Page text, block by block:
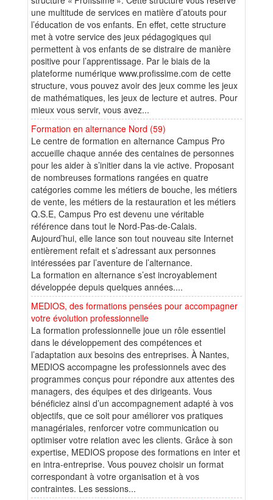
une multitude de services en matière d’atouts pour
l’éducation de vos enfants. En effet, cette structure
met à votre service des jeux pédagogiques qui
permettent à vos enfants de se distraire de manière
positive pour l’apprentissage. Par le biais de la
plateforme numérique www.profissime.com de cette
structure, vous pouvez avoir des jeux comme les jeux
de mathématiques, les jeux de lecture et autres. Pour
mieux vous servir, vous avez...
Formation en alternance Nord (59)
Le centre de formation en alternance Campus Pro
accueille chaque année des centaines de personnes
pour les aider à s’initier dans la vie active. Proposant
de nombreuses formations rangées en quatre
catégories comme les métiers de bouche, les métiers
de vente, les métiers de la restauration et les métiers
Q.S.E, Campus Pro est devenu une véritable
référence dans tout le Nord-Pas-de-Calais.
Aujourd’hui, elle lance son tout nouveau site Internet
entièrement refait et s’adressant aux personnes
intéressées par l’aventure de l’alternance.
La formation en alternance s’est incroyablement
développée depuis quelques années....
MEDIOS, des formations pensées pour accompagner
votre évolution professionnelle
La formation professionnelle joue un rôle essentiel
dans le développement des compétences et
l’adaptation aux besoins des entreprises. À Nantes,
MEDIOS accompagne les professionnels avec des
programmes conçus pour répondre aux attentes des
managers, des équipes et des dirigeants. Vous
bénéficiez ainsi d’un accompagnement adapté à vos
objectifs, que ce soit pour améliorer vos pratiques
managériales, renforcer votre communication ou
optimiser votre relation avec les clients. Grâce à son
expertise, MEDIOS propose des formations en inter et
en intra-entreprise. Vous pouvez choisir un format
correspondant à votre organisation et à vos
contraintes. Les sessions...